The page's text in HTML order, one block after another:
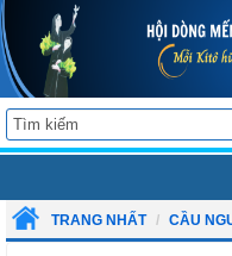
TRANG NHẤT CẦU